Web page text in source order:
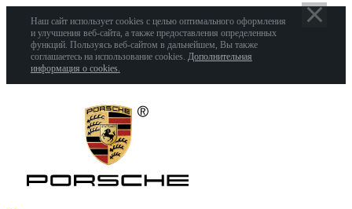
Наш сайт использует cookies с целью оптимального оформления
и улучшения веб-сайта, а также предоставления определенных
функций. Пользуясь веб-сайтом в дальнейшем, Вы также
соглашаетесь на использование cookies. Дополнительная
информация о cookies.